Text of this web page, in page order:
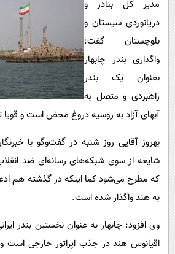
سرگرمی
فناوری
گوناگون
حوادث
محیط زیست
سلامت
فرهنگی
بین الملل
سیاست خارجی
روانشناسی
آشپزی
دانلود
مدیر کل بنادر و
دریانوردی سیستان و
بلوچستان گفت:
واگذاری بندر چابهار
بعنوان یک بندر
راهبردی و متصل به
آبهای آزاد به روسیه دروغ محض است و
بهروز آقایی روز شنبه در گفت‌وگو با
شایعه از سوی شبکه‌های رسانه‌ای ضد
که مطرح می‌شود کما اینکه در گذشته هم
به هند واگذار شده است.
وی افزود: چابهار به عنوان نخستین بندر
اقیانوس هند در جذب اپراتور خارجی